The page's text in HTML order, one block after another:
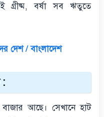
গ্রীষ্ম, বর্ষা সব ঋতুতে
দেশ / বাংলাদেশ
:
আছে। সেখানে হাট